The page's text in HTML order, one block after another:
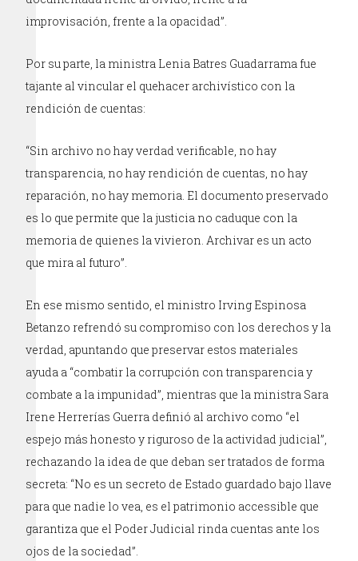
improvisación, frente a la opacidad”.
Por su parte, la ministra Lenia Batres Guadarrama fue
tajante al vincular el quehacer archivístico con la
rendición de cuentas:
“Sin archivo no hay verdad verificable, no hay
transparencia, no hay rendición de cuentas, no hay
reparación, no hay memoria. El documento preservado
es lo que permite que la justicia no caduque con la
memoria de quienes la vivieron. Archivar es un acto
que mira al futuro”.
En ese mismo sentido, el ministro Irving Espinosa
Betanzo refrendó su compromiso con los derechos y la
verdad, apuntando que preservar estos materiales
ayuda a “combatir la corrupción con transparencia y
combate a la impunidad”, mientras que la ministra Sara
Irene Herrerías Guerra definió al archivo como “el
espejo más honesto y riguroso de la actividad judicial”,
rechazando la idea de que deban ser tratados de forma
secreta: “No es un secreto de Estado guardado bajo llave
para que nadie lo vea, es el patrimonio accessible que
garantiza que el Poder Judicial rinda cuentas ante los
ojos de la sociedad”.